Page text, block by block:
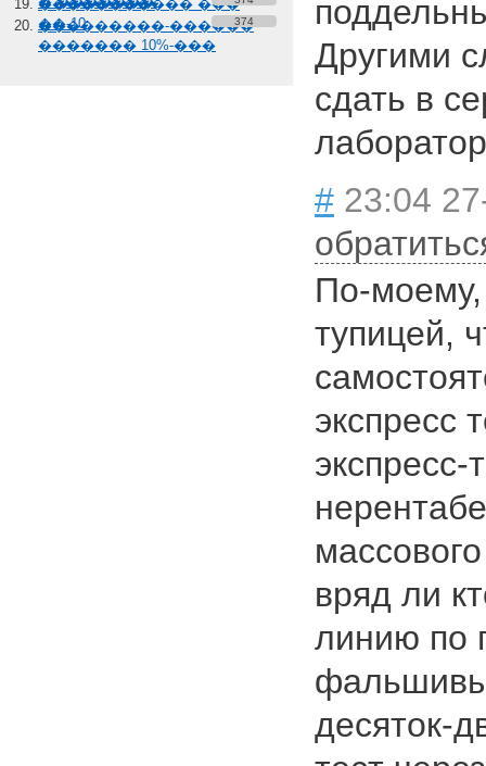
����������� ���
��-10
���������-������
������� 10%-���
374
Другими
сдать в
# 23:04
По-
тупицей,
экспресс
экспресс-
вряд ли
линию по
десяток-